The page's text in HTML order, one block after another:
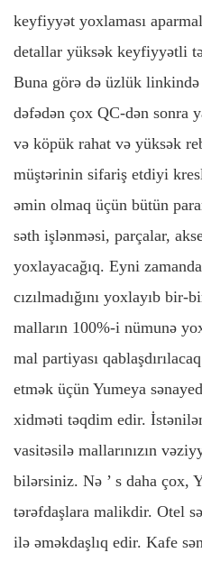
keyfiyyət yoxlaması
detallar yüksək keyfiyyətli
Buna görə də üzlük
dəfədən çox QC-dən sonra
və köpük rahat və yüksək
müştərinin sifariş etdiyi
əmin olmaq üçün bütün
səth işlənməsi, parçalar,
yoxlayacağıq. Eyni
cızılmadığını yoxlayıb
malların 100%-i nümunə
mal partiyası
etmək üçün Yumeya
xidməti təqdim edir.
vasitəsilə mallarınızın
bilərsiniz. Nə ’ s daha çox,
tərəfdaşlara malikdir. Otel
ilə əməkdaşlıq edir. Kafe